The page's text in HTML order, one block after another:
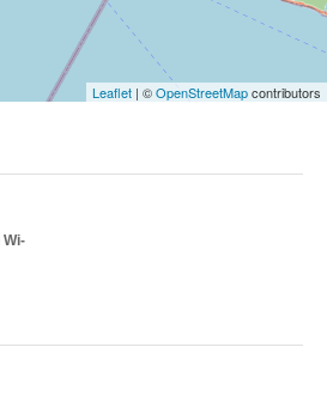
Leaflet | ©OpenStreetMapcontributors
Wi-